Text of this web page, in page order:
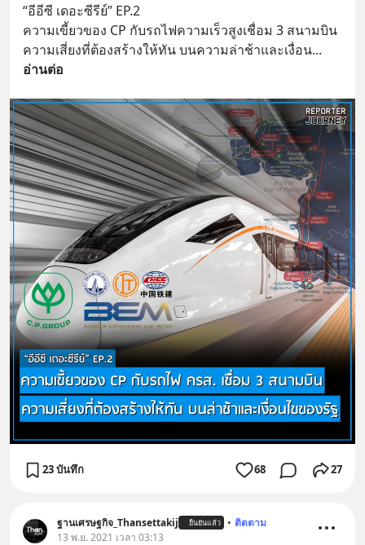
“อีอีซี เดอะซีรีย์” EP.2
ความเขี้ยวของ CP กับรถไฟความเร็วสูงเชื่อม 3 สนามบิน
ความเสี่ยงที่ต้องสร้างให้ทัน บนความล่าช้าและเงื่อน
อ่านต่อ
23 บันทึก 68 27
ฐานเศรษฐกิจ_Thansettakij ยืนยันแล้ว • ติดตาม
13 พ.ย. 2021 เวลา 03:13